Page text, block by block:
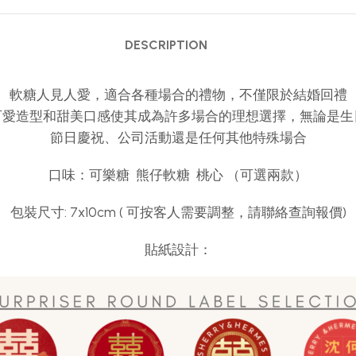
DESCRIPTION
軟糖人見人愛，適合各種場合的禮物，不僅限於結婚回禮
造型和甜美口感使其成為許多場合的理想選擇，無論是
節日慶祝、公司活動還是任何其他特殊場合
口味：可樂糖 熊仔軟糖 桃心 （可選兩款）
包裝尺寸: 7x10cm ( 可按客人需要調整，請聯絡查詢報價)
貼紙設計：